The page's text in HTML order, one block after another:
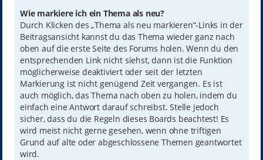
Wie markiere ich ein Thema als neu?
Durch Klicken des „Thema als neu markieren“-Links in der
Beitragsansicht kannst du das Thema wieder ganz nach
oben auf die erste Seite des Forums holen. Wenn du den
entsprechenden Link nicht siehst, dann ist die Funktion
möglicherweise deaktiviert oder seit der letzten
Markierung ist nicht genügend Zeit vergangen. Es ist
auch möglich, das Thema nach oben zu holen, indem du
einfach eine Antwort darauf schreibst. Stelle jedoch
sicher, dass du die Regeln dieses Boards beachtest! Es
wird meist nicht gerne gesehen, wenn ohne triftigen
Grund auf alte oder abgeschlossene Themen geantwortet
wird.